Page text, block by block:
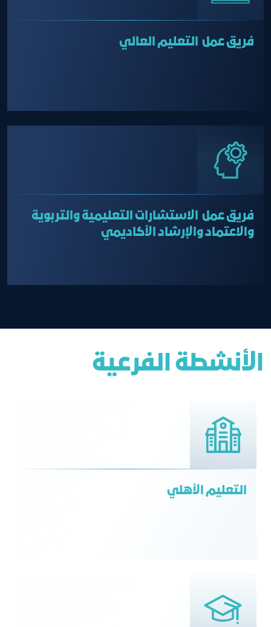
فريق عمل التعليم العالي
فريق عمل الاستشارات التعليمية والتربوية
والاعتماد والإرشاد الأكاديمي
الأنشطة الفرعية
التعليم الأهلي